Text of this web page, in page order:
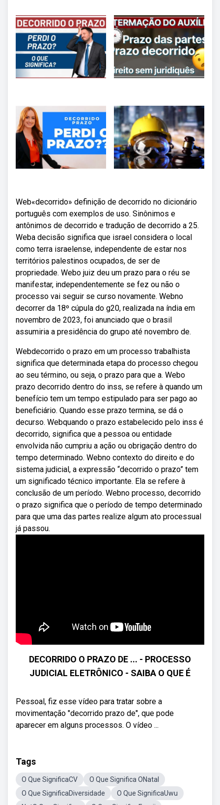
Web«decorrido» definição de decorrido no dicionário
português com exemplos de uso. Sinônimos e
antônimos de decorrido e tradução de decorrido a 25.
Weba decisão significa que israel considera o local
como terra israelense, independente de estar nos
territórios palestinos ocupados, de ser de
propriedade. Webo juiz deu um prazo para o réu se
manifestar, independentemente se fez ou não o
processo vai seguir se curso novamente. Webno
decorrer da 18º cúpula do g20, realizada na índia em
novembro de 2023, foi anunciado que o brasil
assumiria a presidência do grupo até novembro de.
Webdecorrido o prazo em um processo trabalhista
significa que determinada etapa do processo chegou
ao seu término, ou seja, o prazo para que a. Webo
prazo decorrido dentro do inss, se refere à quando um
benefício tem um tempo estipulado para ser pago ao
beneficiário. Quando esse prazo termina, se dá o
decurso. Webquando o prazo estabelecido pelo inss é
decorrido, significa que a pessoa ou entidade
envolvida não cumpriu a ação ou obrigação dentro do
tempo determinado. Webno contexto do direito e do
sistema judicial, a expressão “decorrido o prazo” tem
um significado técnico importante. Ela se refere à
conclusão de um período. Webno processo, decorrido
o prazo significa que o período de tempo determinado
para que uma das partes realize algum ato processual
já passou.
DECORRIDO O PRAZO DE ... - PROCESSO
JUDICIAL ELETRÔNICO - SAIBA O QUE É
Pessoal, fiz esse vídeo para tratar sobre a
movimentação "decorrido prazo de", que pode
aparecer em alguns processos. O vídeo ...
Tags
O Que SignificaCV
O Que Significa ONatal
O Que SignificaDiversidade
O Que SignificaUwu